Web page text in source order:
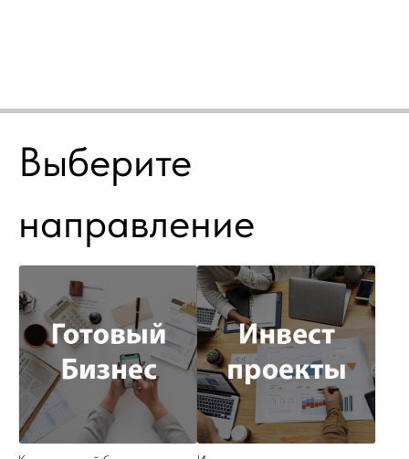
Выберите
направление